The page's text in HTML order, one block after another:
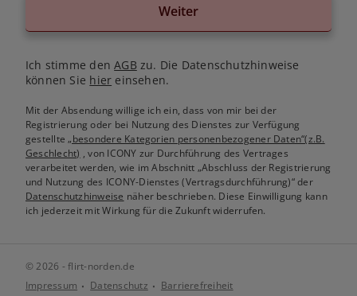
Weiter
Ich stimme denAGB zu. Die Datenschutzhinweise
können Sie hier einsehen.
Mit der Absendung willige ich ein, dass von mir bei der
Registrierung oder bei Nutzung des Dienstes zur Verfügung
gestellte„besondere Kategorien personenbezogener Daten“(z.B.
Geschlecht) , von ICONY zur Durchführung des Vertrages
verarbeitet werden, wie im Abschnitt „Abschluss der Registrierung
und Nutzung des ICONY-Dienstes (Vertragsdurchführung)“ der
Datenschutzhinweise näher beschrieben. Diese Einwilligung kann
ich jederzeit mit Wirkung für die Zukunft widerrufen.
© 2026 - flirt-norden.de
Impressum
Datenschutz Barrierefreiheit